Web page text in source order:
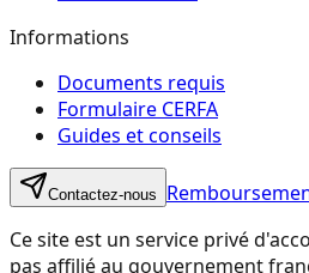
Informations
Documents requis
Formulaire CERFA
Guides et conseils
Contactez-nous
Ce site est un service privé
pas affilié au gouvernement